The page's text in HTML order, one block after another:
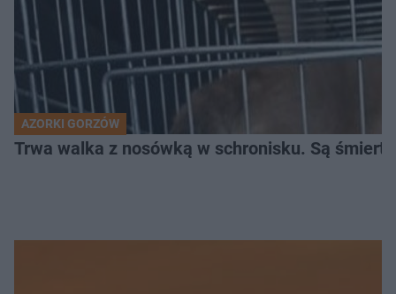
AZORKI GORZÓW
Trwa walka z nosówką w schronisku. Są